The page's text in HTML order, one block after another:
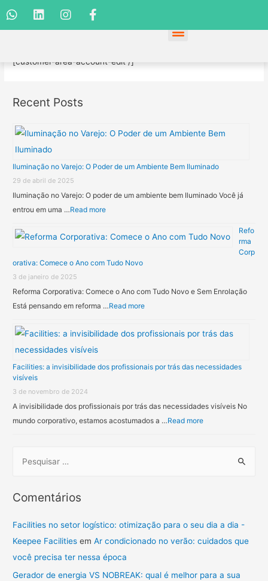
Editar conta
[customer-area-account-edit /]
Recent Posts
Iluminação no Varejo: O Poder de um Ambiente Bem Iluminado
29 de abril de 2025
Iluminação no Varejo: O poder de um ambiente bem Iluminado Você já
entrou em uma …Read more
Refo
rma
Corp
orativa: Comece o Ano com Tudo Novo
3 de janeiro de 2025
Reforma Corporativa: Comece o Ano com Tudo Novo e Sem Enrolação
Está pensando em reforma …Read more
Facilities: a invisibilidade dos profissionais por trás das necessidades
visíveis
3 de novembro de 2024
A invisibilidade dos profissionais por trás das necessidades visíveis No
mundo corporativo, estamos acostumados a …Read more
Comentários
Facilities no setor logístico: otimização para o seu dia a dia -
Keepee Facilities emAr condicionado no verão: cuidados que
você precisa ter nessa época
Gerador de energia VS NOBREAK: qual é melhor para a sua